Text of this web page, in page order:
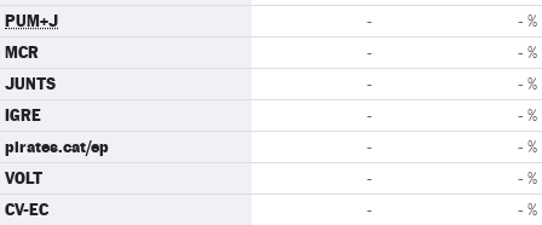
PUM+J - - %
MCR - - %
JUNTS - - %
IGRE - - %
pirates.cat/ep - - %
VOLT - - %
CV-EC - - %